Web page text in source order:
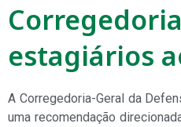
estagiários
A Corregedoria-Geral da
uma recomendação